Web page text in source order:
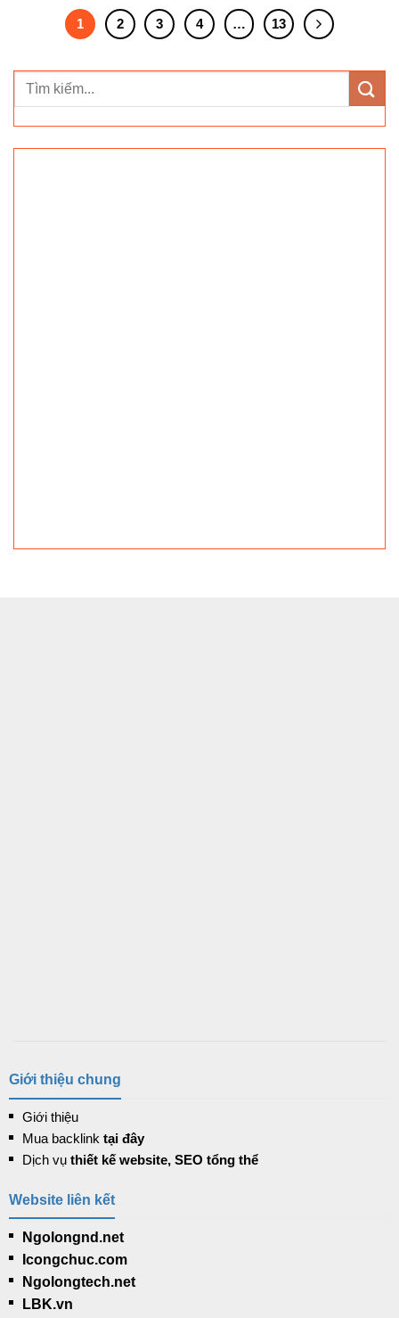
1 2 3 4 … 13
Giới thiệu chung
Giới thiệu
Mua backlink tại đây
Dịch vụthiết kế website, SEO tổng thể
Website liên kết
Ngolongnd.net
Icongchuc.com
Ngolongtech.net
LBK.vn